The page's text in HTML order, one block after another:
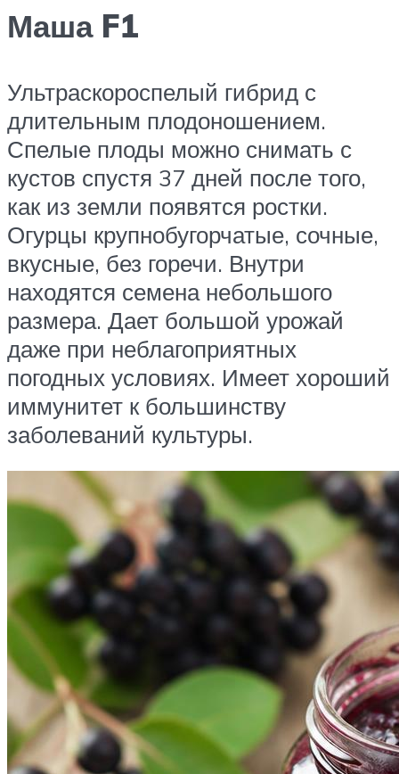
Маша F1
Ультраскороспелый гибрид с
длительным плодоношением.
Спелые плоды можно снимать с
кустов спустя 37 дней после того,
как из земли появятся ростки.
Огурцы крупнобугорчатые, сочные,
вкусные, без горечи. Внутри
находятся семена небольшого
размера. Дает большой урожай
даже при неблагоприятных
погодных условиях. Имеет хороший
иммунитет к большинству
заболеваний культуры.